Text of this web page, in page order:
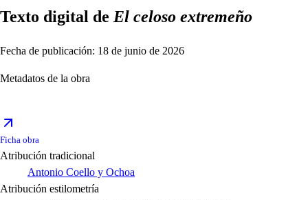
Texto digital de El celoso extremeño
Fecha de publicación: 18 de junio de 2026
Metadatos de la obra
Ficha obra
Atribución tradicional
Antonio Coello y Ochoa
Atribución estilometría